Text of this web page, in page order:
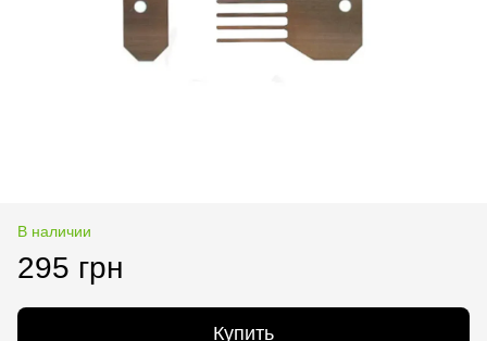
В наличии
295 грн
Купить